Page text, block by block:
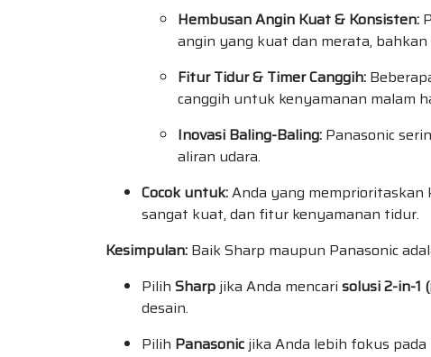
Hembusan Angin Kuat & Konsisten:
angin yang kuat dan merata,
Fitur Tidur & Timer Canggih:
canggih untuk kenyamanan malam
Inovasi Baling-Baling: Panasonic
aliran udara.
Cocok untuk:Anda yang memprioritaskan
sangat kuat, dan fitur kenyamanan tidur.
Kesimpulan: Baik Sharp maupun Panasonic
Pilih Sharp jika Anda mencari solusi 2-in-1
desain.
Pilih Panasonic jika Anda lebih fokus pada